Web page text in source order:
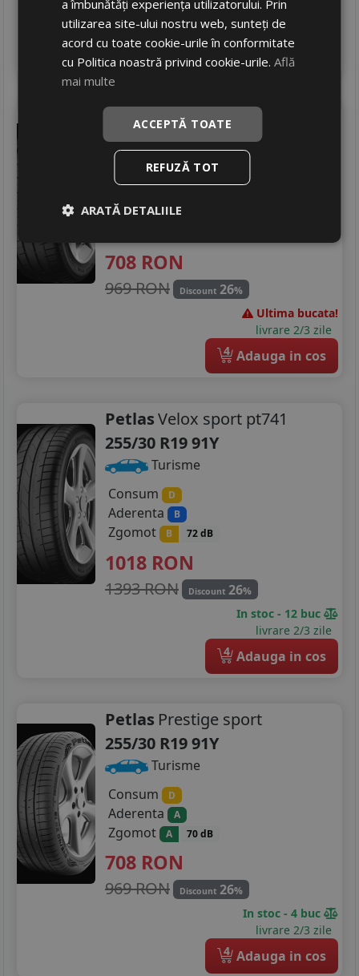
Ultimele 3 bucati!
livrare 2/3 zile
4 Adauga in cos
PetlasVelox sport pt741
255/30 R19 91W
Turisme
Aderenta B
708 RON
969 RON Discount 26%
Ultima bucata!
livrare 2/3 zile
4 Adauga in cos
PetlasVelox sport pt741
255/30 R19 91Y
Turisme
Consum
D
Aderenta B
Zgomot B 72 dB
1018 RON
1393 RON Discount 26%
In stoc - 12 buc
livrare 2/3 zile
4 Adauga in cos
Petlas Prestige sport
255/30 R19 91Y
Turisme
Consum
D
Aderenta A
Zgomot A 70 dB
708 RON
969 RON Discount 26%
In stoc - 4 buc
livrare 2/3 zile
4 Adauga in cos
a îmbunătăți experiența utilizatorului. Prin
utilizarea site-ului nostru web, sunteți de
acord cu toate cookie-urile în conformitate
cu Politica noastră privind cookie-urile.Află
mai multe
ACCEPTĂ TOATE
REFUZĂ TOT
ARATĂ DETALIILE